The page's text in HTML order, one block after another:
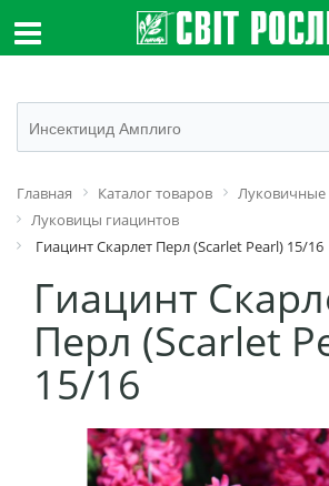
Главная Каталог товаров
Луковичные
Луковицы гиацинтов
Гиацинт Скарлет Перл (Scarlet Pearl) 15/16
Гиацинт
Перл (Scarlet
15/16